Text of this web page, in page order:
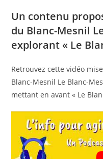
Un contenu
du Blanc-Mesnil
explorant « Le
Retrouvez cette vidéo
Blanc-Mesnil Le Blanc-
mettant en avant « Le